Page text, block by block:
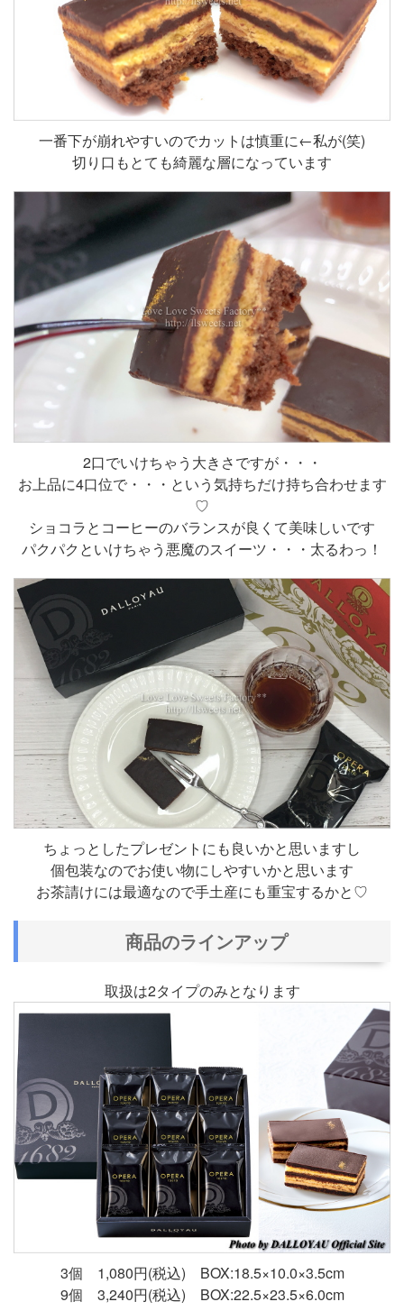
一番下が崩れやすいのでカットは慎重に←私が(笑)
切り口もとても綺麗な層になっています
2口でいけちゃう大きさですが・・・
お上品に4口位で・・・という気持ちだけ持ち合わせます
♡
ショコラとコーヒーのバランスが良くて美味しいです
パクパクといけちゃう悪魔のスイーツ・・・太るわっ！
ちょっとしたプレゼントにも良いかと思いますし
個包装なのでお使い物にしやすいかと思います
お茶請けには最適なので手土産にも重宝するかと♡
商品のラインアップ
取扱は2タイプのみとなります
3個 1,080円(税込) BOX:18.5×10.0×3.5cm
9個 3,240円(税込) BOX:22.5×23.5×6.0cm